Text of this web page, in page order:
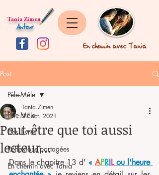
Auteur
Tania Zimen
En chemin avec Tania
Post
Pêle-Mêle
Des Livres
Réflexions partagées
En chemin avec Tania
Pêle-Mêle
Peut-être que toi aussi
lecteur...
Tania Zimen
31 oct. 2021
Dans le chapitre 13 d' « APRIL ou l'heure